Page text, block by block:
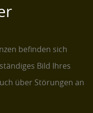
befinden sich
Bild Ihres
über Störungen an